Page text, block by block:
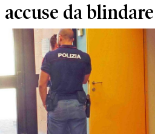
accuse da blindare